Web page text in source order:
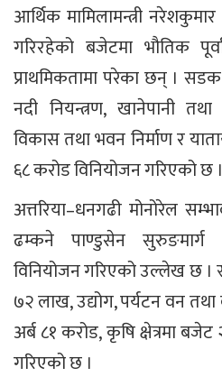
आर्थिक मामिलामन्त्री
गरिरहेको बजेटमा भौतिक
प्राथमिकतामा परेका छन् । सडक
नदी नियन्त्रण, खानेपानी
विकास तथा भवन निर्माण र
६८ करोड विनियोजन गरिएको छ ।
अत्तरिया–धनगढी मोनोरेल
ढम्कने पाण्डुसेन
विनियोजन गरिएको उल्लेख छ ।
७२ लाख, उद्योग, पर्यटन वन
अर्ब ८१ करोड, कृषि क्षेत्रमा
गरिएको छ ।